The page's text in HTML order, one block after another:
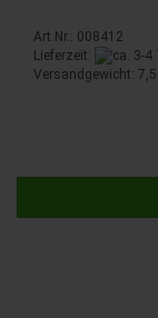
Art.Nr.: 008412
Lieferzeit:
Versandgewicht: